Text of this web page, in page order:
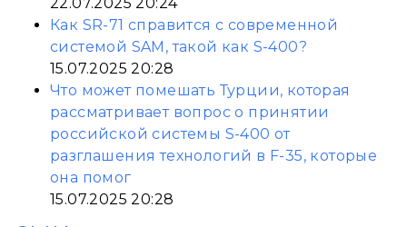
Как SR-71 справится с современной
системой SAM, такой как S-400?
15.07.2025 20:28
Что может помешать Турции, которая
рассматривает вопрос о принятии
российской системы S-400 от
разглашения технологий в F-35, которые
она помог
15.07.2025 20:28